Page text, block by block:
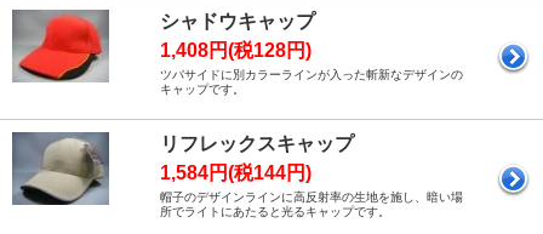
シャドウキャップ
1,408円(税128円)
ツバサイドに別カラーラインが入った斬新なデザインの
キャップです。
リフレックスキャップ
1,584円(税144円)
帽子のデザインラインに高反射率の生地を施し、暗い場
所でライトにあたると光るキャップです。